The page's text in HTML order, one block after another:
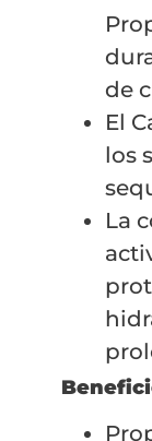
de
El
los
La